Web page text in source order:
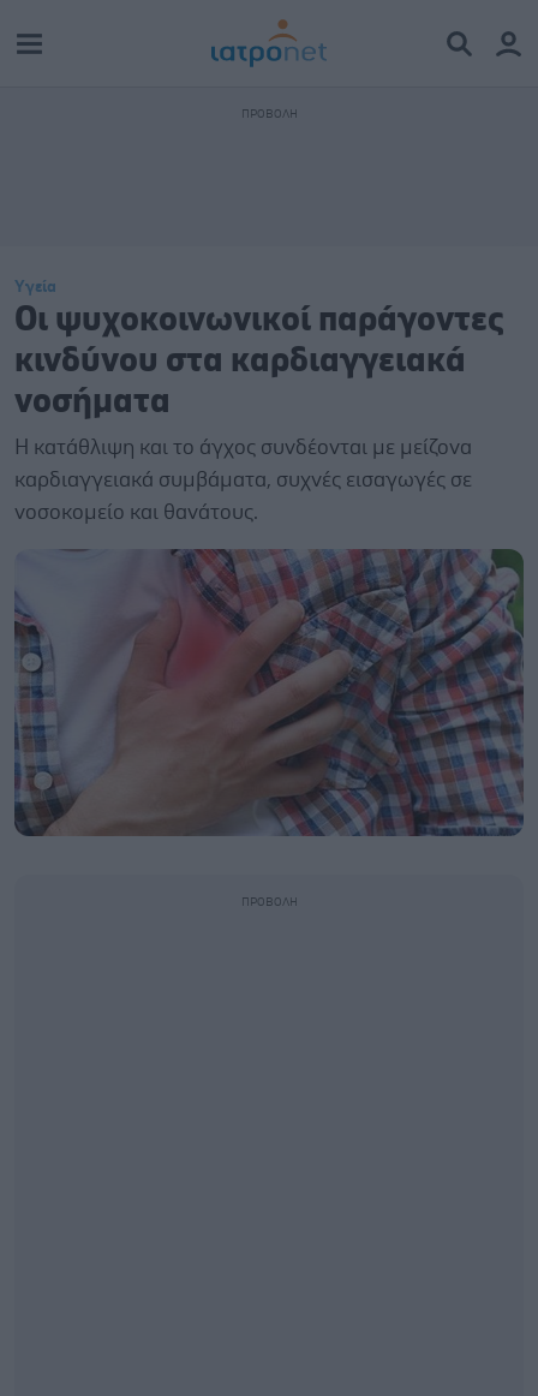
Υγεία
Οι ψυχοκοινωνικοί παράγοντες
κινδύνου στα καρδιαγγειακά
νοσήματα
Η κατάθλιψη και το άγχος συνδέονται με μείζονα
καρδιαγγειακά συμβάματα, συχνές εισαγωγές σε
νοσοκομείο και θανάτους.